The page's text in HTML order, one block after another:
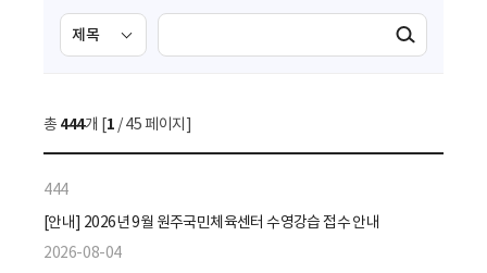
검
색
선
택
색
검색실행
총 444개 [1 / 45 페이지]
444
[안내] 2026년 9월 원주국민체육센터 수영강습 접수 안내
2026-08-04